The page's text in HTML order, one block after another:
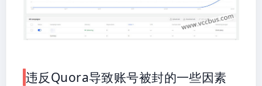
违反Quora导致账号被封的一些因素